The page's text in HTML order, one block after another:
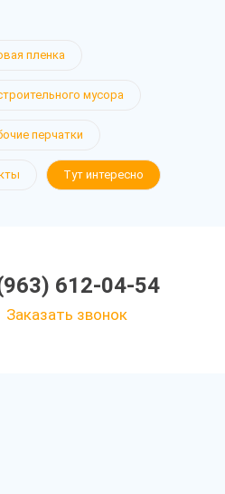
пленка
мусора
перчатки
Тут интересно
612-04-54
Заказать звонок